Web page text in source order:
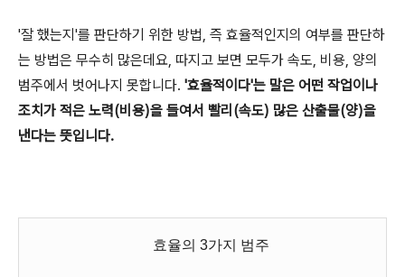
'잘 했는지'를 판단하기 위한 방법, 즉 효율적인지의 여부를 판단하
는 방법은 무수히 많은데요, 따지고 보면 모두가 속도, 비용, 양의
범주에서 벗어나지 못합니다. '효율적이다'는 말은 어떤 작업이나
조치가 적은 노력(비용)을 들여서 빨리(속도) 많은 산출물(양)을
낸다는 뜻입니다.
효율의 3가지 범주